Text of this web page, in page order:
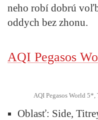
neho robí dobrú
oddych bez zhonu.
AQI Pegasos
AQI Pegasos World
Oblasť: Side,